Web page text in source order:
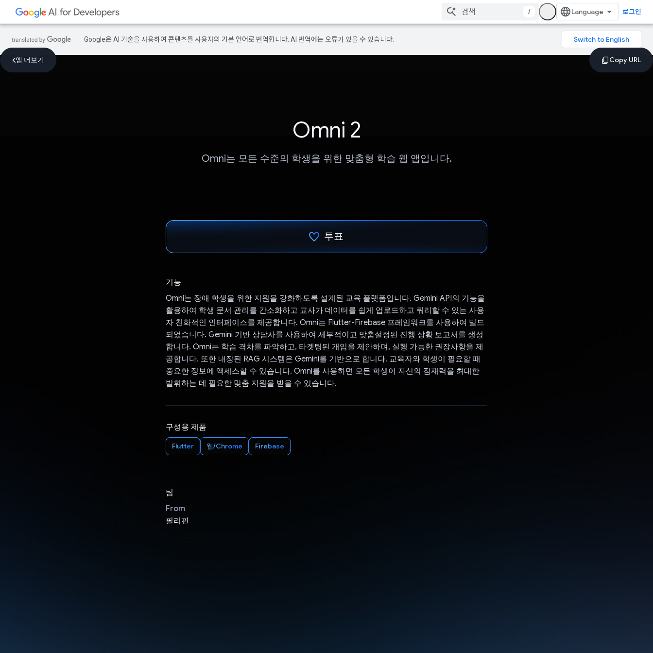
/ 로그인
Google은 AI 기술을 사용하여 콘텐츠를 사용자의 기본 언어로 번역합니다. AI 번역에는 오류가 있을 수 있습니다.
앱 더보기
Omni 2
Omni는 모든 수준의 학생을 위한 맞춤형 학습 웹 앱입니다.
투표
기능
Omni는 장애 학생을 위한 지원을 강화하도록 설계된 교육 플랫폼입니다. Gemini API의 기능을
활용하여 학생 문서 관리를 간소화하고 교사가 데이터를 쉽게 업로드하고 쿼리할 수 있는 사용
자 친화적인 인터페이스를 제공합니다. Omni는 Flutter-Firebase 프레임워크를 사용하여 빌드
되었습니다. Gemini 기반 상담사를 사용하여 세부적이고 맞춤설정된 진행 상황 보고서를 생성
합니다. Omni는 학습 격차를 파악하고, 타겟팅된 개입을 제안하며, 실행 가능한 권장사항을 제
공합니다. 또한 내장된 RAG 시스템은 Gemini를 기반으로 합니다. 교육자와 학생이 필요할 때
중요한 정보에 액세스할 수 있습니다. Omni를 사용하면 모든 학생이 자신의 잠재력을 최대한
발휘하는 데 필요한 맞춤 지원을 받을 수 있습니다.
구성용 제품
Flutter 웹/Chrome Firebase
팀
From
필리핀